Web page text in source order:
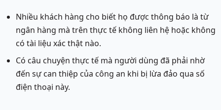
Nhiều khách hàng cho biết họ được thông báo là từ
ngân hàng mà trên thực tế không liên hệ hoặc không
có tài liệu xác thật nào.
Có câu chuyện thực tế mà người dùng đã phải nhờ
đến sự can thiệp của công an khi bị lừa đảo qua số
điện thoại này.